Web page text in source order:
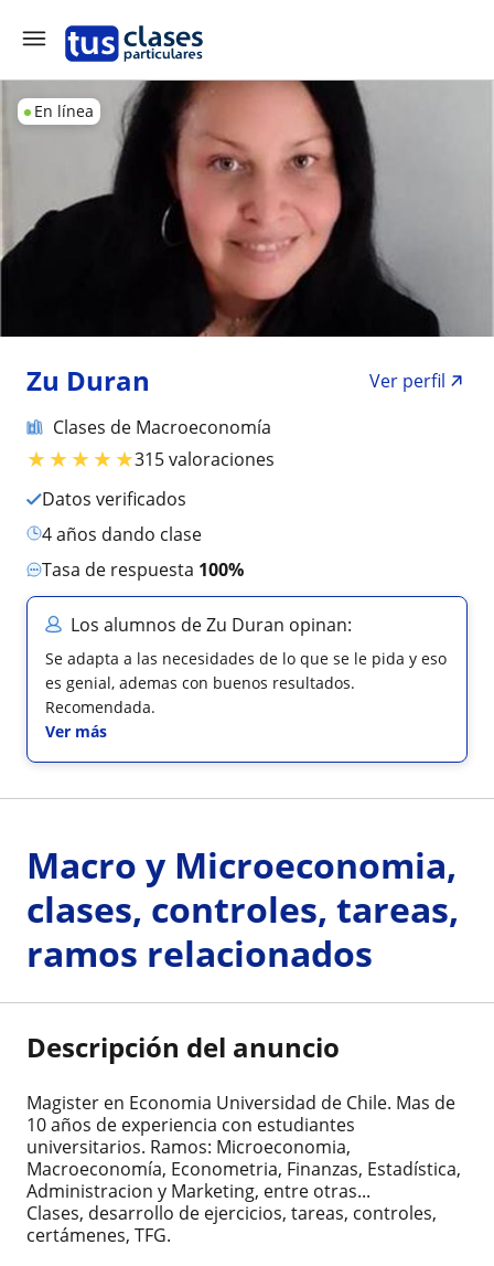
En línea
Zu Duran
Ver perfil
Clases de Macroeconomía
★★★★★315 valoraciones
Datos verificados
4 años dando clase
Tasa de respuesta 100%
Los alumnos de Zu Duran opinan:
Se adapta a las necesidades de lo que se le pida y eso
es genial, ademas con buenos resultados.
Recomendada.
Ver más
Macro y Microeconomia,
clases, controles, tareas,
ramos relacionados
Descripción del anuncio
Magister en Economia Universidad de Chile. Mas de
10 años de experiencia con estudiantes
universitarios. Ramos: Microeconomia,
Macroeconomía, Econometria, Finanzas, Estadística,
Administracion y Marketing, entre otras...
Clases, desarrollo de ejercicios, tareas, controles,
certámenes, TFG.